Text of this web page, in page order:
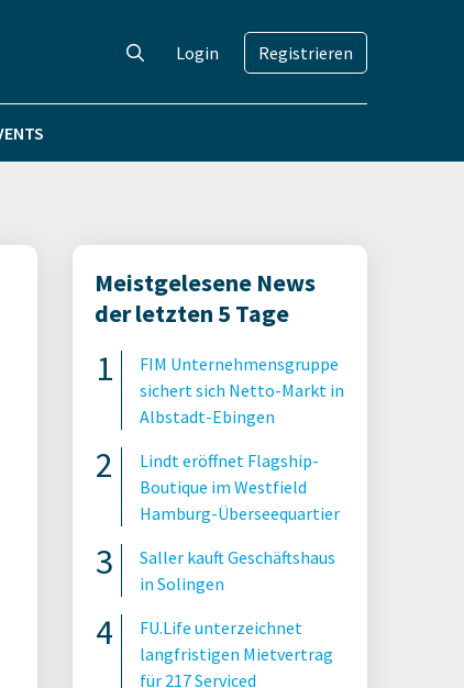
Login Registrieren
Meistgelesene News
der letzten 5 Tage
FIM Unternehmensgruppe
sichert sich Netto-Markt in
Albstadt-Ebingen
Lindt eröffnet Flagship-
Boutique im Westfield
Hamburg-Überseequartier
Saller kauft Geschäftshaus
in Solingen
FU.Life unterzeichnet
langfristigen Mietvertrag
für 217 Serviced